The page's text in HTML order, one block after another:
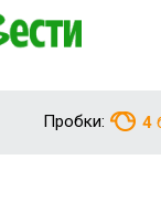
Пробки: 4